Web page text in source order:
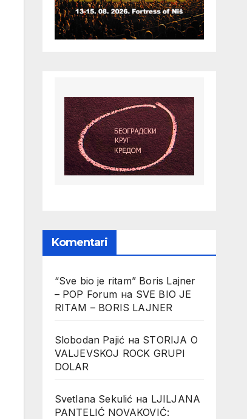
Komentari
“Sve bio je ritam” Boris Lajner
– POP Forum на SVE BIO JE
RITAM – BORIS LAJNER
Slobodan Pajić на STORIJA O
VALJEVSKOJ ROCK GRUPI
DOLAR
Svetlana Sekulić на LJILJANA
PANTELIĆ NOVAKOVIĆ: